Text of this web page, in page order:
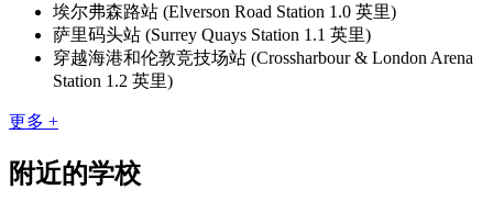
埃尔弗森路站 (Elverson Road Station 1.0 英里)
萨里码头站 (Surrey Quays Station 1.1 英里)
穿越海港和伦敦竞技场站 (Crossharbour & London Arena
Station 1.2 英里)
更多 +
附近的学校